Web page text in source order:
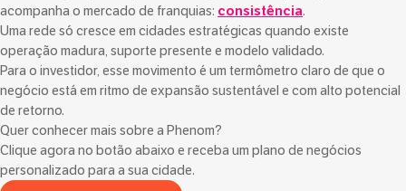
acompanha o mercado de franquias: consistência.
Uma rede só cresce em cidades estratégicas quando existe
operação madura, suporte presente e modelo validado.
Para o investidor, esse movimento é um termômetro claro de que o
negócio está em ritmo de expansão sustentável e com alto potencial
de retorno.
Quer conhecer mais sobre a Phenom?
Clique agora no botão abaixo e receba um plano de negócios
personalizado para a sua cidade.